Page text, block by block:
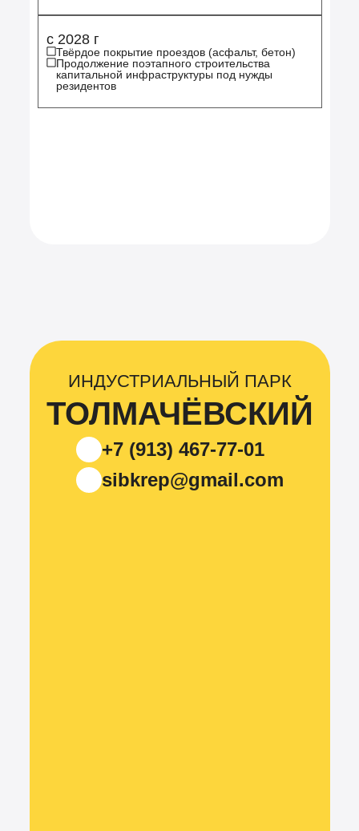
c 2028 г
Твёрдое покрытие проездов (асфальт, бетон)
Продолжение поэтапного строительства
капитальной инфраструктуры под нужды
резидентов
ИНДУСТРИАЛЬНЫЙ ПАРК
ТОЛМАЧЁВСКИЙ
+7 (913) 467-77-01
sibkrep@gmail.com